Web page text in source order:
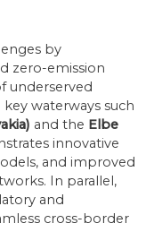
by
zero-emission
underserved
waterways such
and the Elbe
innovative
and improved
In parallel,
and
cross-border